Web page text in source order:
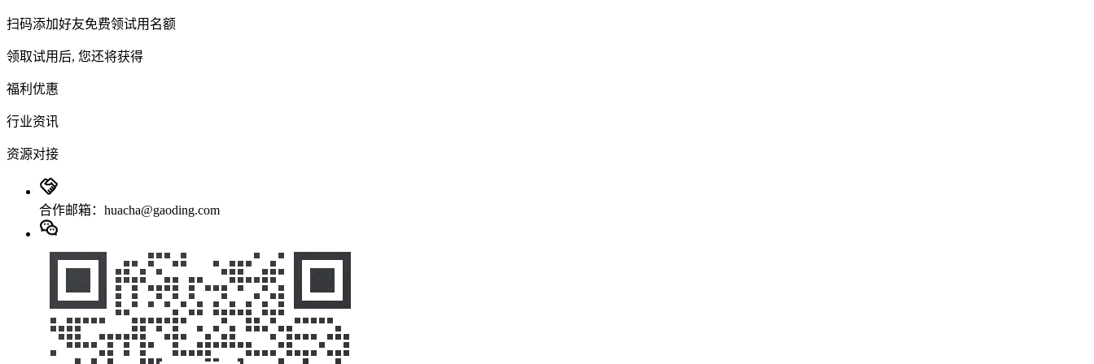
扫码添加好友免费领试用名额
领取试用后, 您还将获得
福利优惠
行业资讯
资源对接
合作邮箱：huacha@gaoding.com